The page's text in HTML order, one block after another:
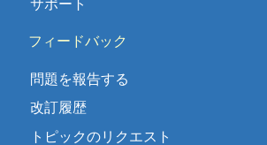
サポート
フィードバック
問題を報告する
改訂履歴
トピックのリクエスト